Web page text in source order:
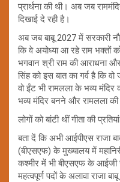
प्रार्थना की थी। अब जब
दिखाई दे रही है।
अब जब बाबू 2027 में सरकारी
कि वे अयोध्या आ रहे राम भक्तों
भगवान श्री राम की आराधना
सिंह को इस बात का गर्व है कि
वो ईंट भी रामलला के भव्य
भव्य मंदिर बनने और रामलला की
लोगों को बांटी थीं गीता की प्रतियां
बता दें कि अभी आईपीएस राजा
(बीएसएफ) के मुख्यालय में
कश्मीर में भी बीएसएफ के आईजी
महत्वपूर्ण पदों के अलावा राजा